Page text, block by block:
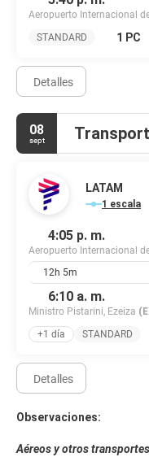
Aeropuerto Internacional
STANDARD
1 PC
Detalles
08
sept
LATAM
1 escala
4:05 p. m.
Aeropuerto Internacional
12h 5m
6:10 a. m.
Ministro Pistarini, Ezeiza
+1 día
STANDARD
Detalles
Observaciones:
Aéreos y otros